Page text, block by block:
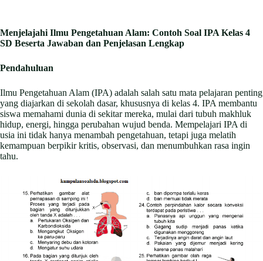
Menjelajahi Ilmu Pengetahuan Alam: Contoh Soal IPA Kelas 4
SD Beserta Jawaban dan Penjelasan Lengkap
Pendahuluan
Ilmu Pengetahuan Alam (IPA) adalah salah satu mata pelajaran penting
yang diajarkan di sekolah dasar, khususnya di kelas 4. IPA membantu
siswa memahami dunia di sekitar mereka, mulai dari tubuh makhluk
hidup, energi, hingga perubahan wujud benda. Mempelajari IPA di
usia ini tidak hanya menambah pengetahuan, tetapi juga melatih
kemampuan berpikir kritis, observasi, dan menumbuhkan rasa ingin
tahu.